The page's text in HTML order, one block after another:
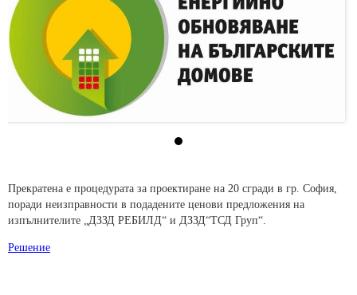
Прекратена е процедурата за проектиране на 20 сгради в гр. София,
поради неизправности в подадените ценови предложения на
изпълнителите „ДЗЗД РЕБИЛД“ и ДЗЗД“ТСД Груп“.
Решение